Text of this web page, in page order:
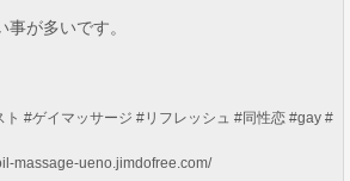
が多いです。
ト #ゲイマッサージ #リフレッシュ #同性恋 #gay #
massage-ueno.jimdofree.com/